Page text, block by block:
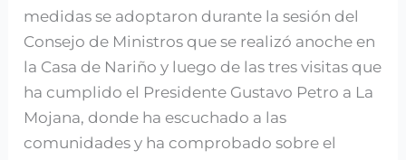
medidas se adoptaron durante la sesión del
Consejo de Ministros que se realizó anoche en
la Casa de Nariño y luego de las tres visitas que
ha cumplido el Presidente Gustavo Petro a La
Mojana, donde ha escuchado a las
comunidades y ha comprobado sobre el